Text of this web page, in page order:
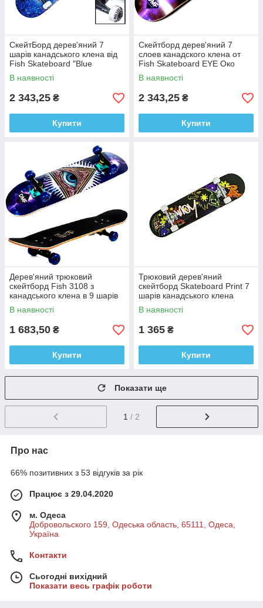
СкейтБорд дерев'яний 7
шарів канадського клена від
Fish Skateboard "Blue
Rhombus" 1628752765
В наявності
2 343,25 ₴
Купити
Скейтборд дерев'яний 7
слоев канадского клена от
Fish Skateboard EYE Око
416188052
В наявності
2 343,25 ₴
Купити
Дерев'яний трюковий
скейтборд Fish 3108 з
канадського клена в 9 шарів
eye
В наявності
1 683,50 ₴
Купити
Трюковий дерев'яний
скейтборд Skateboard Print 7
шарів канадського клена
78*20 см HAWK
В наявності
1 365 ₴
Купити
Показати ще
1 / 2
Про нас
66% позитивних з 53 відгуків за рік
Працює з 29.04.2020
м. Одеса
Добровольского 159, Одеська область, 65111, Одеса,
Україна
Контакти
Сьогодні вихідний
Показати весь графік роботи